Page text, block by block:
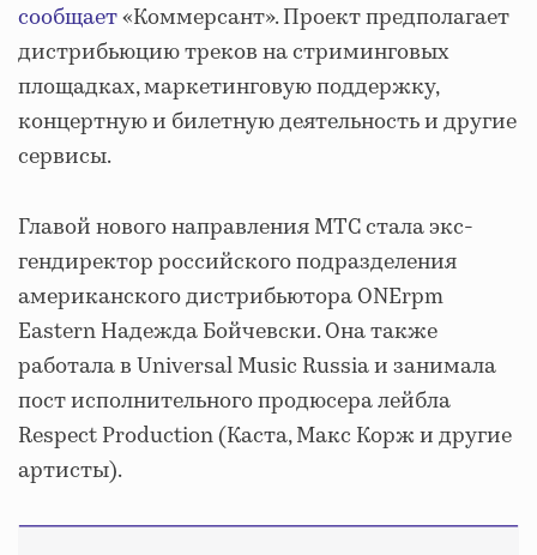
сообщает«Коммерсант». Проект предполагает
дистрибьюцию треков на стриминговых
площадках, маркетинговую поддержку,
концертную и билетную деятельность и другие
сервисы.
Главой нового направления МТС стала экс-
гендиректор российского подразделения
американского дистрибьютора ONErpm
Eastern Надежда Бойчевски. Она также
работала в Universal Music Russia и занимала
пост исполнительного продюсера лейбла
Respect Production (Каста, Макс Корж и другие
артисты).